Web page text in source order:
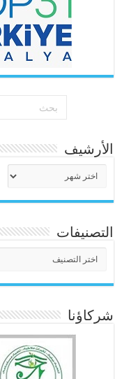
الأرشيف
التصنيفات
شركاؤنا